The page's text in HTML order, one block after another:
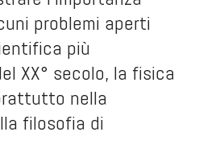
problemi aperti
più
XX° secolo, la fisica
nella
filosofia di